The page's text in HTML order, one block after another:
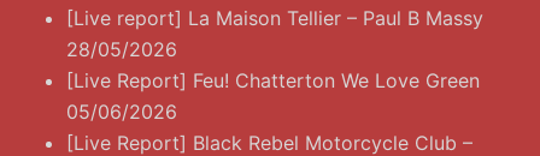
[Live report] La Maison Tellier – Paul B Massy
28/05/2026
[Live Report] Feu! Chatterton We Love Green
05/06/2026
[Live Report] Black Rebel Motorcycle Club –